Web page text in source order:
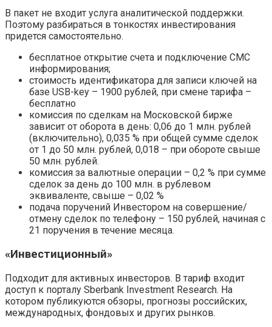
В пакет не входит услуга аналитической поддержки.
Поэтому разбираться в тонкостях инвестирования
придется самостоятельно.
бесплатное открытие счета и подключение СМС
информирования;
стоимость идентификатора для записи ключей на
базе USB-key – 1900 рублей, при смене тарифа –
бесплатно
комиссия по сделкам на Московской бирже
зависит от оборота в день: 0,06 до 1 млн. рублей
(включительно), 0,035 % при общей сумме сделок
от 1 до 50 млн. рублей, 0,018 – при обороте свыше
50 млн. рублей.
комиссия за валютные операции – 0,2 % при сумме
сделок за день до 100 млн. в рублевом
эквиваленте, свыше – 0,02 %
подача поручений Инвестором на совершение/
отмену сделок по телефону – 150 рублей, начиная с
21 поручения в течение месяца.
«Инвестиционный»
Подходит для активных инвесторов. В тариф входит
доступ к порталу Sberbank Investment Research. На
котором публикуются обзоры, прогнозы российских,
международных, фондовых и других рынков.